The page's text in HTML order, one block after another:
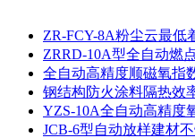
ZR-FCY-8A粉尘云最低
ZRRD-10A型全自动燃
全自动高精度顺磁氧指
钢结构防火涂料隔热效
YZS-10A全自动高精度
JCB-6型自动放样建材